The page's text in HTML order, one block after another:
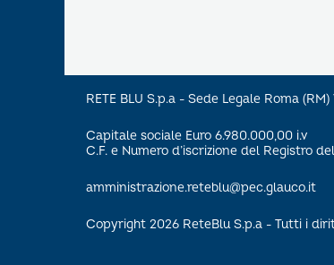
RETE BLU S.p.a - Sede Legale Roma
Capitale sociale Euro 6.980.000,00 i.v
C.F. e Numero d’iscrizione del Registro
amministrazione.reteblu@pec.glauco.it
Copyright 2026 ReteBlu S.p.a - Tutti i